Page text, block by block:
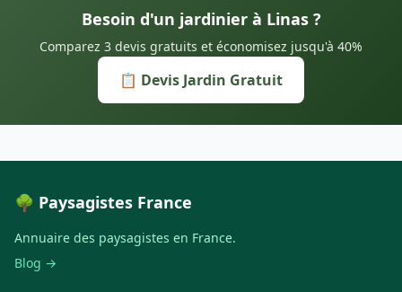
Besoin d'un jardinier à Linas ?
Comparez 3 devis gratuits et économisez jusqu'à 40%
📋 Devis Jardin Gratuit
🌳 Paysagistes France
Annuaire des paysagistes en France.
Blog →